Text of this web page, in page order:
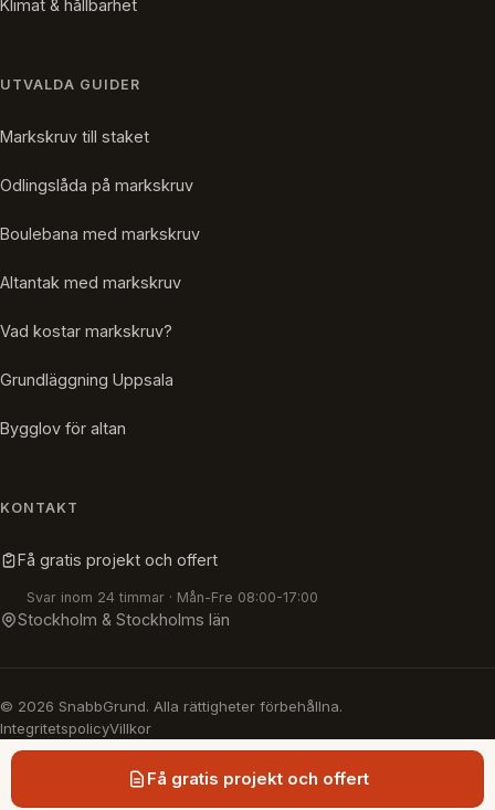
Klimat & hållbarhet
UTVALDA GUIDER
Markskruv till staket
Odlingslåda på markskruv
Boulebana med markskruv
Altantak med markskruv
Vad kostar markskruv?
Grundläggning Uppsala
Bygglov för altan
KONTAKT
Få gratis projekt och offert
Svar inom 24 timmar · Mån-Fre 08:00-17:00
Stockholm & Stockholms län
© 2026 SnabbGrund. Alla rättigheter förbehållna.
IntegritetspolicyVillkor
Få gratis projekt och offert